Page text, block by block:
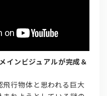
インビジュアルが完成＆
行物体と思われる巨大